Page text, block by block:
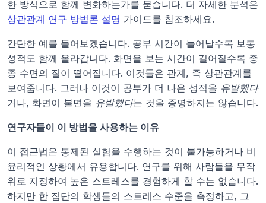
상관관계 연구 방법론 설명 가이드를 참조하세요.
간단한 예를 들어보겠습니다. 공부 시간이 늘어날수록 보통
성적도 함께 올라갑니다. 화면을 보는 시간이 길어질수록 종
종 수면의 질이 떨어집니다. 이것들은 관계, 즉 상관관계를
보여줍니다. 그러나 이것이 공부가 더 나은 성적을 유발했다
거나, 화면이 불면을 유발했다는 것을 증명하지는 않습니다.
연구자들이 이 방법을 사용하는 이유
이 접근법은 통제된 실험을 수행하는 것이 불가능하거나 비
윤리적인 상황에서 유용합니다. 연구를 위해 사람들을 무작
위로 지정하여 높은 스트레스를 경험하게 할 수는 없습니다.
하지만 한 집단의 학생들의 스트레스 수준을 측정하고, 그